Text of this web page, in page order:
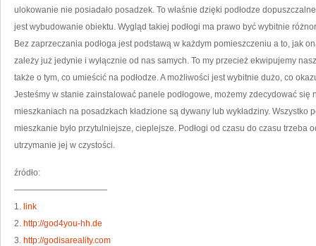
ulokowanie nie posiadało posadzek. To właśnie dzięki podłodze
jest wybudowanie obiektu. Wygląd takiej podłogi ma prawo być wybitnie
Bez zaprzeczania podłoga jest podstawą w każdym pomieszczeniu a to, jak
zależy już jedynie i wyłącznie od nas samych. To my przecież ekwipujemy
także o tym, co umieścić na podłodze. A możliwości jest wybitnie dużo, co
Jesteśmy w stanie zainstalować panele podłogowe, możemy zdecydować się
mieszkaniach na posadzkach kładzione są dywany lub wykładziny. Wszystko
mieszkanie było przytulniejsze, cieplejsze. Podłogi od czasu do czasu trzeba
utrzymanie jej w czystości.
źródło:
———————————
1. link
2. http://god4you-hh.de
3. http://godisareality.com